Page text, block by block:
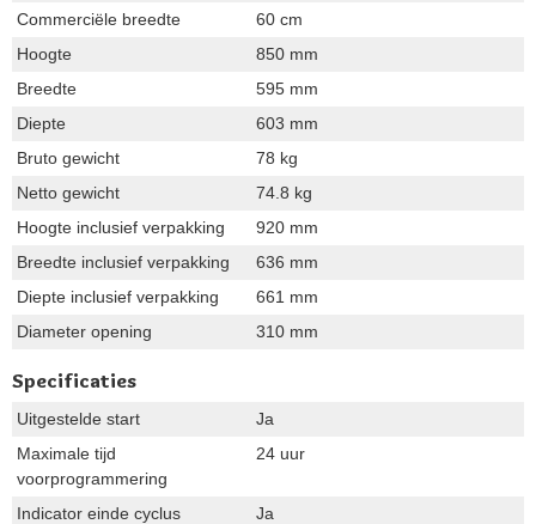
Commerciële breedte
60 cm
Hoogte
850 mm
Breedte
595 mm
Diepte
603 mm
Bruto gewicht
78 kg
Netto gewicht
74.8 kg
Hoogte inclusief verpakking
920 mm
Breedte inclusief verpakking
636 mm
Diepte inclusief verpakking
661 mm
Diameter opening
310 mm
Specificaties
Uitgestelde start
Ja
Maximale tijd
voorprogrammering
24 uur
Indicator einde cyclus
Ja